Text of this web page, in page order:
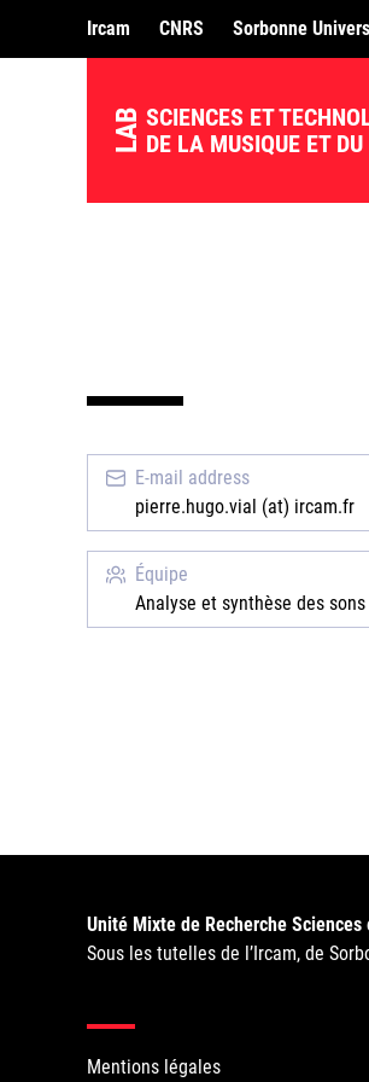
LAB SCIENCES ET
DE LA MUSIQUE ET DU
Ircam CNRS Sorbonne
E-mail address
pierre.hugo.vial (at) ircam.fr
Équipe
Analyse et synthèse des sons
Unité Mixte de Recherche
Sous les tutelles de l’Ircam, de
Mentions légales